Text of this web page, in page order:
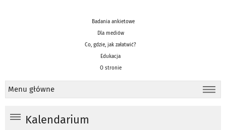
Badania ankietowe
Dla mediów
Co, gdzie, jak załatwić?
Edukacja
O stronie
Menu główne
Kalendarium